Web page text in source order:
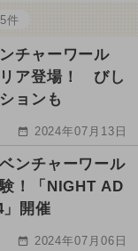
件
チャーワール
リア登場！ びし
ョンも
2024年07月13日
ンチャーワール
！「NIGHT AD
開催
2024年07月06日